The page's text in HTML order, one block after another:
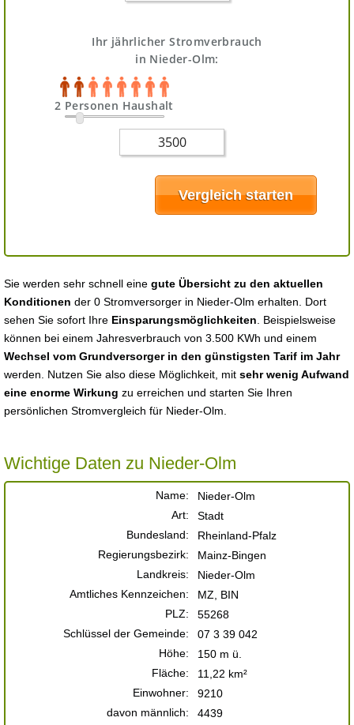
Ihr jährlicher Stromverbrauch
in Nieder-Olm:
2 Personen Haushalt
Sie werden sehr schnell eine gute Übersicht zu den aktuellen
Konditionen der 0 Stromversorger in Nieder-Olm erhalten. Dort
sehen Sie sofort Ihre Einsparungsmöglichkeiten . Beispielsweise
können bei einem Jahresverbrauch von 3.500 KWh und einem
Wechsel vom Grundversorger in den günstigsten Tarif im Jahr
werden. Nutzen Sie also diese Möglichkeit, mit sehr wenig Aufwand
eine enorme Wirkung zu erreichen und starten Sie Ihren
persönlichen Stromvergleich für Nieder-Olm.
Wichtige Daten zu Nieder-Olm
Name:
Nieder-Olm
Art:
Stadt
Bundesland:
Rheinland-Pfalz
Regierungsbezirk:
Mainz-Bingen
Landkreis:
Nieder-Olm
Amtliches Kennzeichen:
MZ, BIN
PLZ:
55268
Schlüssel der Gemeinde:
07 3 39 042
Höhe:
150 m ü.
Fläche:
11,22 km²
Einwohner:
9210
davon männlich:
4439